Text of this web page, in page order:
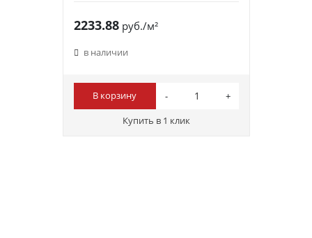
2233.88руб./м²
в наличии
В корзину
Купить в 1 клик